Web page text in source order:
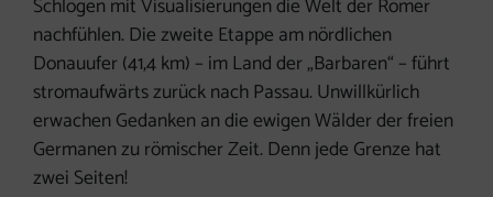
Schlögen mit Visualisierungen die Welt der Römer
nachfühlen. Die zweite Etappe am nördlichen
Donauufer (41,4 km) – im Land der „Barbaren“ – führt
stromaufwärts zurück nach Passau. Unwillkürlich
erwachen Gedanken an die ewigen Wälder der freien
Germanen zu römischer Zeit. Denn jede Grenze hat
zwei Seiten!